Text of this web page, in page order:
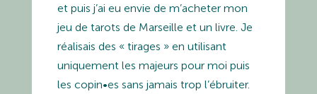
et puis j’ai eu envie de m’acheter mon
jeu de tarots de Marseille et un livre. Je
réalisais des « tirages » en utilisant
uniquement les majeurs pour moi puis
les copin•es sans jamais trop l’ébruiter.